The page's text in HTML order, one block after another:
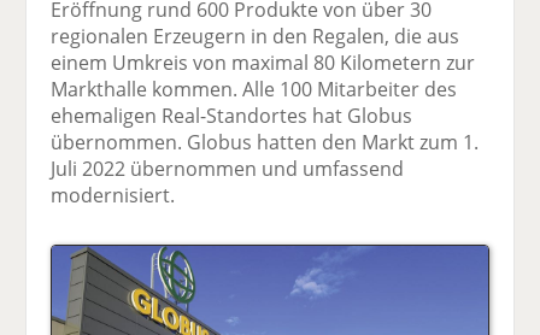
Eröffnung rund 600 Produkte von über 30
regionalen Erzeugern in den Regalen, die aus
einem Umkreis von maximal 80 Kilometern zur
Markthalle kommen. Alle 100 Mitarbeiter des
ehemaligen Real-Standortes hat Globus
übernommen. Globus hatten den Markt zum 1.
Juli 2022 übernommen und umfassend
modernisiert.